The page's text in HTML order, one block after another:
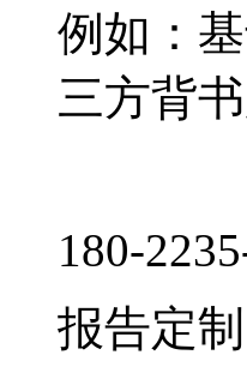
例如：
三方背
180-
报告定制